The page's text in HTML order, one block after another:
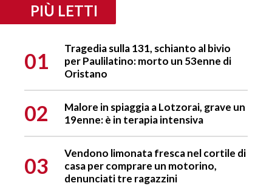
PIÙ LETTI
01
Tragedia sulla 131, schianto al bivio
per Paulilatino: morto un 53enne di
Oristano
02
Malore in spiaggia a Lotzorai, grave un
19enne: è in terapia intensiva
03
Vendono limonata fresca nel cortile di
casa per comprare un motorino,
denunciati tre ragazzini